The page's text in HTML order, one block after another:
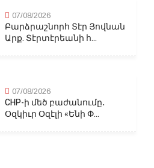
07/08/2026
Բարձրաշնորհ Տէր Յովնան
Արք. Տէրտէրեանի հ...
07/08/2026
CHP-ի մեծ բաժանումը․
Օզկիւր Օզէլի «Ենի Փ...